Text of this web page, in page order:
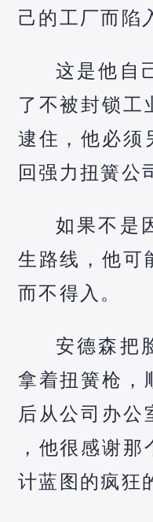
己的工厂而陷
这是他自
了不被封锁工
逮住，他必须
回强力扭簧公
如果不是
生路线，他可
而不得入。
安德森把
拿着扭簧枪，
后从公司办公
，他很感谢
计蓝图的疯狂